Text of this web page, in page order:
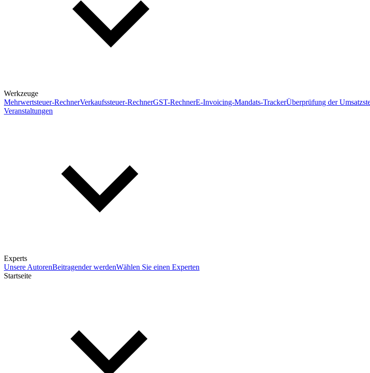
Werkzeuge
Mehrwertsteuer-RechnerVerkaufssteuer-RechnerGST-RechnerE-Invoicing-Mandats-TrackerÜberprüfung der
Veranstaltungen
Experts
Unsere AutorenBeitragender werdenWählen Sie einen Experten
Startseite